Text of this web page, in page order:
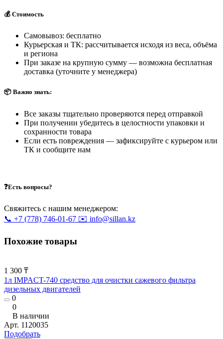
💰 Стоимость
Самовывоз: бесплатно
Курьерская и ТК: рассчитывается исходя из веса, объёма
и региона
При заказе на крупную сумму — возможна бесплатная
доставка (уточните у менеджера)
📦 Важно знать:
Все заказы тщательно проверяются перед отправкой
При получении убедитесь в целостности упаковки и
сохранности товара
Если есть повреждения — зафиксируйте с курьером или
ТК и сообщите нам
❓Есть вопросы?
Свяжитесь с нашим менеджером:
📞 +7 (778) 746-01-67 ✉️ info@sillan.kz
Похожие товары
1 300 ₸
1л IMPACT-740 средство для очистки сажевого фильтра
дизельных двигателей
0
0
В наличии
Арт. 1120035
Подобрать